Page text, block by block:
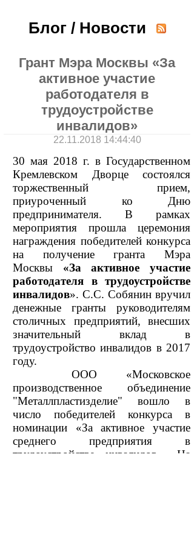
Блог / Новости
Грант Мэра Москвы «За
активное участие
работодателя в
трудоустройстве
инвалидов»
22.11.2018 14:44:40
30 мая 2018 г. в Государственном
Кремлевском Дворце состоялся
торжественный прием,
приуроченный ко Дню
предпринимателя. В рамках
мероприятия прошла церемония
награждения победителей конкурса
на получение гранта Мэра
Москвы «За активное участие
работодателя в трудоустройстве
инвалидов». С.С. Собянин вручил
денежные гранты руководителям
столичных предприятий, внесших
значительный вклад в
трудоустройство инвалидов в 2017
году.
ООО «Московское
производственное объединение
"Металлпластизделие" вошло в
число победителей конкурса в
номинации «За активное участие
среднего предприятия в
трудоустройстве инвалидов». На